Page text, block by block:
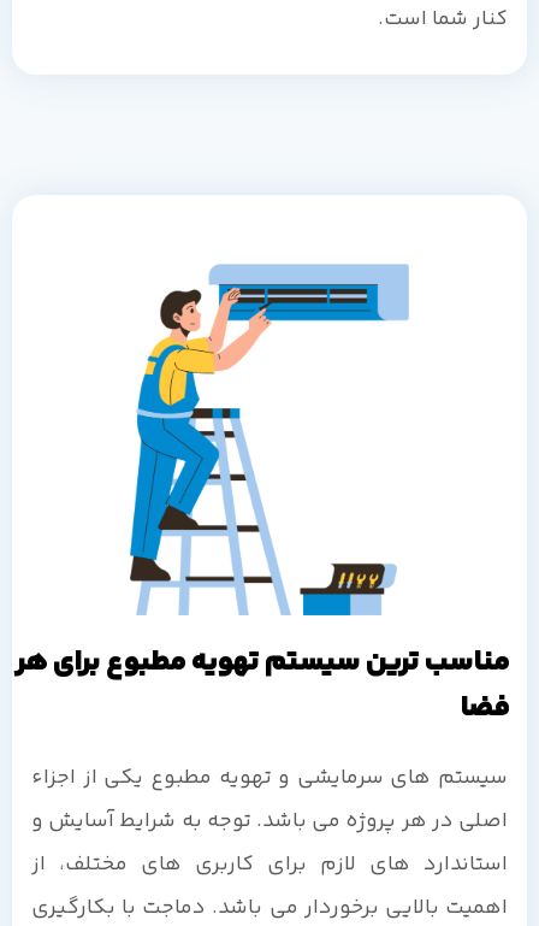
کنار شما است.
مناسب ترین سیستم تهویه مطبوع برای هر
فضا
سیستم های سرمایشی و تهویه مطبوع یکی از اجزاء
اصلی در هر پروژه می باشد. توجه به شرایط آسایش و
استاندارد های لازم برای کاربری های مختلف، از
اهمیت بالایی برخوردار می باشد. دماجت با بکارگیری